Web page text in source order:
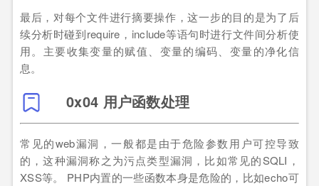
最后，对每个文件进行摘要操作，这一步的目的是为了后
续分析时碰到require，include等语句时进行文件间分析使
用。主要收集变量的赋值、变量的编码、变量的净化信
息。
0x04 用户函数处理
常见的web漏洞，一般都是由于危险参数用户可控导致
的，这种漏洞称之为污点类型漏洞，比如常见的SQLI，
XSS等。 PHP内置的一些函数本身是危险的，比如echo可